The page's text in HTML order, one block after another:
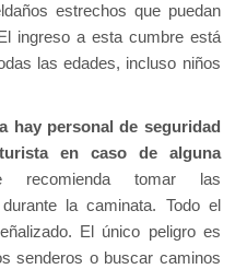
estrechos que puedan
ingreso a esta cumbre está
las edades, incluso niños
hay personal de seguridad
en caso de alguna
tomar las
la caminata. Todo el
El único peligro es
senderos o buscar caminos